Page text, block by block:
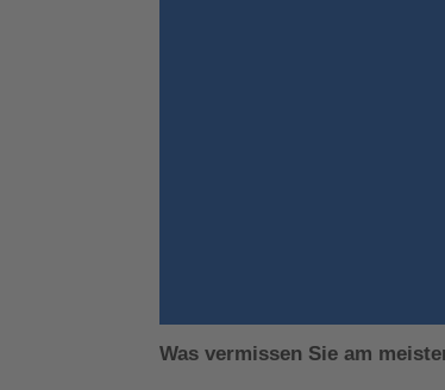
Was vermissen Sie am